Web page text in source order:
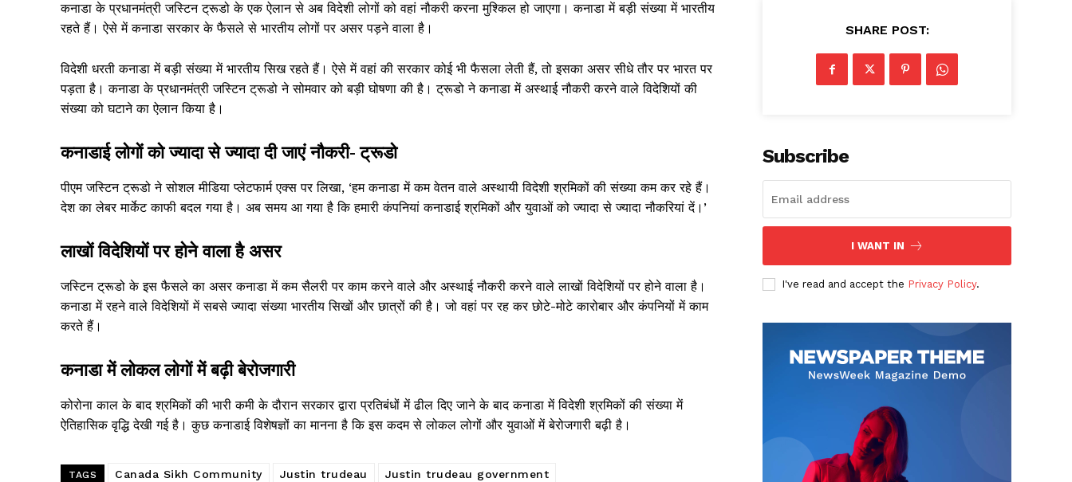
कनाडा के प्रधानमंत्री जस्टिन ट्रूडो के एक ऐलान से अब विदेशी लोगों को वहां नौकरी करना मुश्किल हो जाएगा। कनाडा में बड़ी संख्या में भारतीय
रहते हैं। ऐसे में कनाडा सरकार के फैसले से भारतीय लोगों पर असर पड़ने वाला है।
विदेशी धरती कनाडा में बड़ी संख्या में भारतीय सिख रहते हैं। ऐसे में वहां की सरकार कोई भी फैसला लेती हैं, तो इसका असर सीधे तौर पर भारत पर
पड़ता है। कनाडा के प्रधानमंत्री जस्टिन ट्रूडो ने सोमवार को बड़ी घोषणा की है। ट्रूडो ने कनाडा में अस्थाई नौकरी करने वाले विदेशियों की
संख्या को घटाने का ऐलान किया है।
कनाडाई लोगों को ज्यादा से ज्यादा दी जाएं नौकरी- ट्रूडो
पीएम जस्टिन ट्रूडो ने सोशल मीडिया प्लेटफार्म एक्स पर लिखा, ‘हम कनाडा में कम वेतन वाले अस्थायी विदेशी श्रमिकों की संख्या कम कर रहे हैं।
देश का लेबर मार्केट काफी बदल गया है। अब समय आ गया है कि हमारी कंपनियां कनाडाई श्रमिकों और युवाओं को ज्यादा से ज्यादा नौकरियां दें।’
लाखों विदेशियों पर होने वाला है असर
जस्टिन ट्रूडो के इस फैसले का असर कनाडा में कम सैलरी पर काम करने वाले और अस्थाई नौकरी करने वाले लाखों विदेशियों पर होने वाला है।
कनाडा में रहने वाले विदेशियों में सबसे ज्यादा संख्या भारतीय सिखों और छात्रों की है। जो वहां पर रह कर छोटे-मोटे कारोबार और कंपनियों में काम
करते हैं।
कनाडा में लोकल लोगों में बढ़ी बेरोजगारी
कोरोना काल के बाद श्रमिकों की भारी कमी के दौरान सरकार द्वारा प्रतिबंधों में ढील दिए जाने के बाद कनाडा में विदेशी श्रमिकों की संख्या में
ऐतिहासिक वृद्धि देखी गई है। कुछ कनाडाई विशेषज्ञों का मानना ​​है कि इस कदम से लोकल लोगों और युवाओं में बेरोजगारी बढ़ी है।
TAGS Canada Sikh Community Justin trudeau
Justin trudeau government
SHARE POST:
Subscribe
I WANT IN
I've read and accept the Privacy Policy.